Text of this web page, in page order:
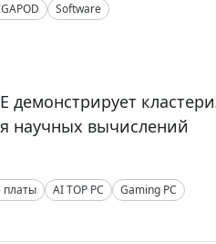
Software
демонстрирует
научных вычислений
AI TOP PC Gaming PC